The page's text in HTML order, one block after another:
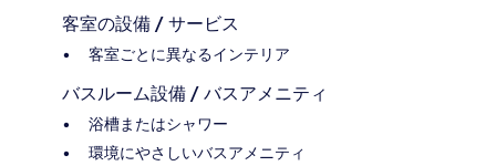
客室の設備 / サービス
客室ごとに異なるインテリア
バスルーム設備 / バスアメニティ
浴槽またはシャワー
環境にやさしいバスアメニティ